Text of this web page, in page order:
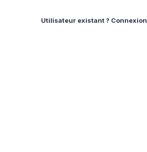
Utilisateur existant ? Connexion